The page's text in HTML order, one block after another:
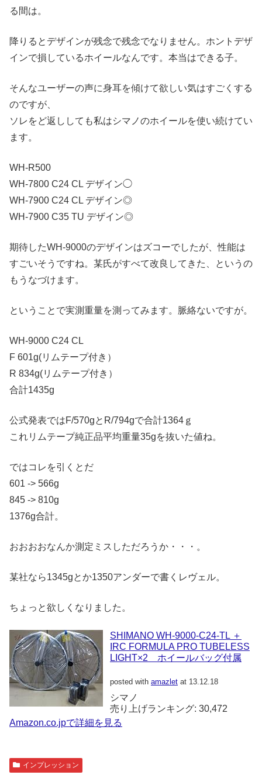
る間は。
降りるとデザインが残念で残念でなりません。ホントデザ
インで損しているホイールなんです。本当はできる子。
そんなユーザーの声に身耳を傾けて欲しい気はすごくする
のですが、
ソレをど返ししても私はシマノのホイールを使い続けてい
ます。
WH-R500
WH-7800 C24 CL デザイン◯
WH-7900 C24 CL デザイン◎
WH-7900 C35 TU デザイン◎
期待したWH-9000のデザインはズコーでしたが、性能は
すごいそうですね。某氏がすべて改良してきた、というの
もうなづけます。
ということで実測重量を測ってみます。脈絡ないですが。
WH-9000 C24 CL
F 601g(リムテープ付き）
R 834g(リムテープ付き）
合計1435g
公式発表ではF/570gとR/794gで合計1364ｇ
これリムテープ純正品平均重量35gを抜いた値ね。
ではコレを引くとだ
601 -> 566g
845 -> 810g
1376g合計。
おおおおなんか測定ミスしただろうか・・・。
某社なら1345gとか1350アンダーで書くレヴェル。
ちょっと欲しくなりました。
SHIMANO WH-9000-C24-TL ＋
IRC FORMULA PRO TUBELESS
LIGHT×2 ホイールバッグ付属
posted with amazlet at 13.12.18
シマノ
売り上げランキング: 30,472
Amazon.co.jpで詳細を見る
インプレッション